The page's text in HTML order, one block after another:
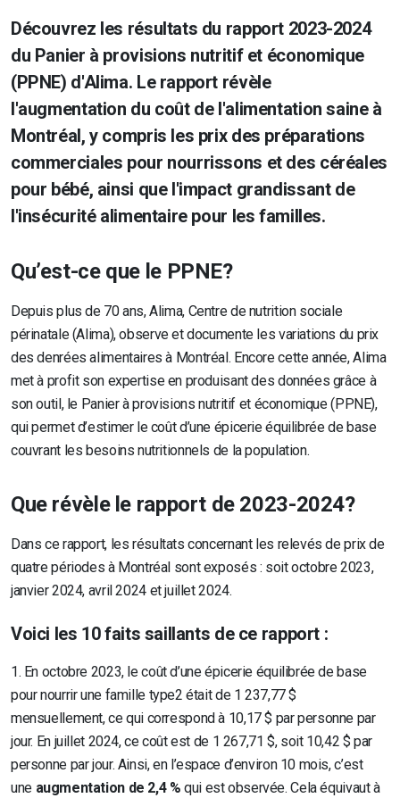
Découvrez les résultats du rapport 2023-2024
du Panier à provisions nutritif et économique
(PPNE) d'Alima. Le rapport révèle
l'augmentation du coût de l'alimentation saine à
Montréal, y compris les prix des préparations
commerciales pour nourrissons et des céréales
pour bébé, ainsi que l'impact grandissant de
l'insécurité alimentaire pour les familles.
Qu’est-ce que le PPNE?
Depuis plus de 70 ans, Alima, Centre de nutrition sociale
périnatale (Alima), observe et documente les variations du prix
des denrées alimentaires à Montréal. Encore cette année, Alima
met à profit son expertise en produisant des données grâce à
son outil, le Panier à provisions nutritif et économique (PPNE),
qui permet d’estimer le coût d’une épicerie équilibrée de base
couvrant les besoins nutritionnels de la population.
Que révèle le rapport de 2023-2024?
Dans ce rapport, les résultats concernant les relevés de prix de
quatre périodes à Montréal sont exposés : soit octobre 2023,
janvier 2024, avril 2024 et juillet 2024.
Voici les 10 faits saillants de ce rapport :
1. En octobre 2023, le coût d’une épicerie équilibrée de base
pour nourrir une famille type2 était de 1 237,77 $
mensuellement, ce qui correspond à 10,17 $ par personne par
jour. En juillet 2024, ce coût est de 1 267,71 $, soit 10,42 $ par
personne par jour. Ainsi, en l’espace d’environ 10 mois, c’est
une augmentation de 2,4 %qui est observée. Cela équivaut à